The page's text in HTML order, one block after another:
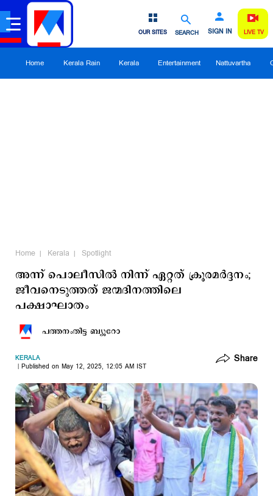
SEARCH SIGN IN
OUR SITES LIVE TV
Home Kerala Rain Kerala Entertainment Nattuvartha
Home Kerala Spotlight
അന്ന് പൊലീസിൽ നിന്ന് ഏറ്റത് ക്രൂരമർദ്ദനം;
ജീവനെടുത്തത് ജന്മദിനത്തിലെ
പക്ഷാഘാതം
പത്തനംതിട്ട ബ്യൂറോ
KERALA
Published on May 12, 2025, 12:05 AM IST
Share